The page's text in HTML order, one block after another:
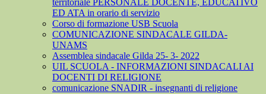
territoriale PERSONALE DOCENTE, EDUCATIVO
ED ATA in orario di servizio
Corso di formazione USB Scuola
COMUNICAZIONE SINDACALE GILDA-
UNAMS
Assemblea sindacale Gilda 25- 3- 2022
UIL SCUOLA - INFORMAZIONI SINDACALI AI
DOCENTI DI RELIGIONE
comunicazione SNADIR - insegnanti di religione